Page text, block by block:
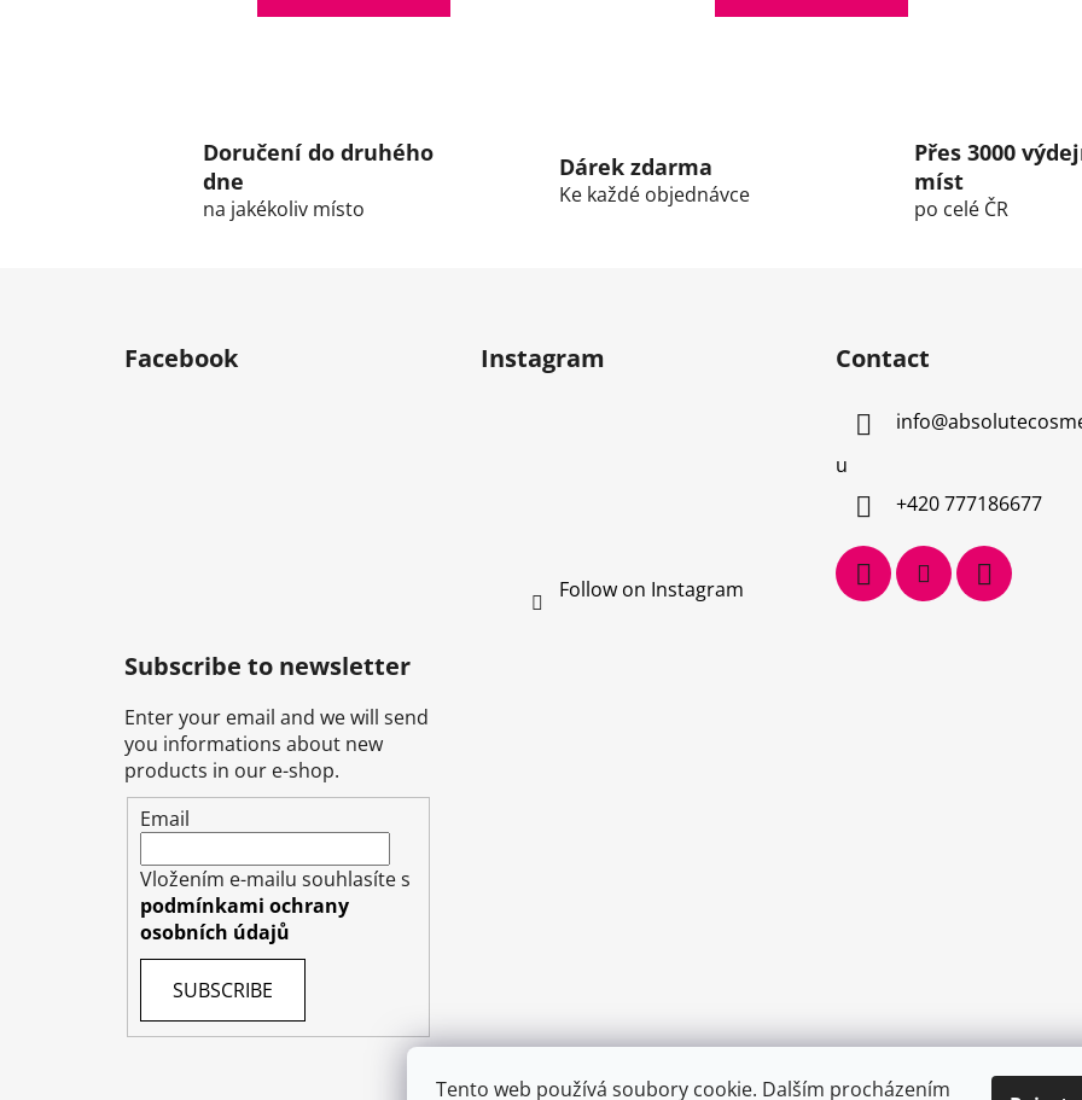
Tento web používá soubory cookie. Dalším procházením
Doručení do druhého
dne
na jakékoliv místo
Dárek zdarma
Ke každé objednávce
Přes 3000
míst
po celé ČR
Facebook Instagram
Follow on Instagram
Contact
info@
u
+420 777186677
Subscribe to newsletter
Enter your email and we will send
you informations about new
products in our e-shop.
Email
Vložením e-mailu souhlasíte s
podmínkami ochrany
osobních údajů
SUBSCRIBE